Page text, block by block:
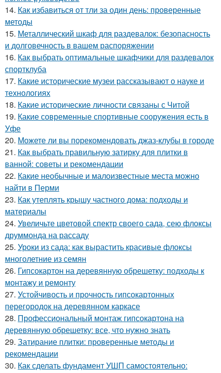
14. Как избавиться от тли за один день: проверенные
методы
15. Металлический шкаф для раздевалок: безопасность
и долговечность в вашем распоряжении
16. Как выбрать оптимальные шкафчики для раздевалок
спортклуба
17. Какие исторические музеи рассказывают о науке и
технологиях
18. Какие исторические личности связаны с Читой
19. Какие современные спортивные сооружения есть в
Уфе
20. Можете ли вы порекомендовать джаз-клубы в городе
21. Как выбрать правильную затирку для плитки в
ванной: советы и рекомендации
22. Какие необычные и малоизвестные места можно
найти в Перми
23. Как утеплять крышу частного дома: подходы и
материалы
24. Увеличьте цветовой спектр своего сада, сею флоксы
друммонда на рассаду
25. Уроки из сада: как вырастить красивые флоксы
многолетние из семян
26. Гипсокартон на деревянную обрешетку: подходы к
монтажу и ремонту
27. Устойчивость и прочность гипсокартонных
перегородок на деревянном каркасе
28. Профессиональный монтаж гипсокартона на
деревянную обрешетку: все, что нужно знать
29. Затирание плитки: проверенные методы и
рекомендации
30. Как сделать фундамент УШП самостоятельно: